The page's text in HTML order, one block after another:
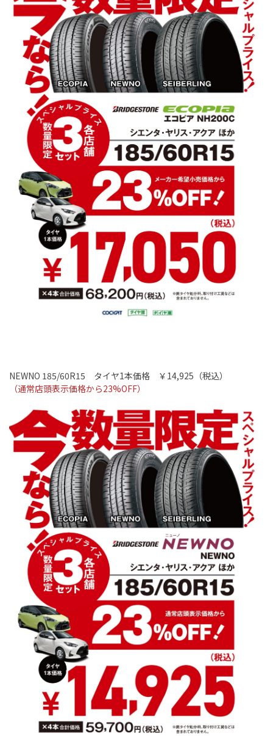
NEWNO 185/60R15 タイヤ1本価格 ￥14,925 （税込）
（通常店頭表示価格から23%OFF）